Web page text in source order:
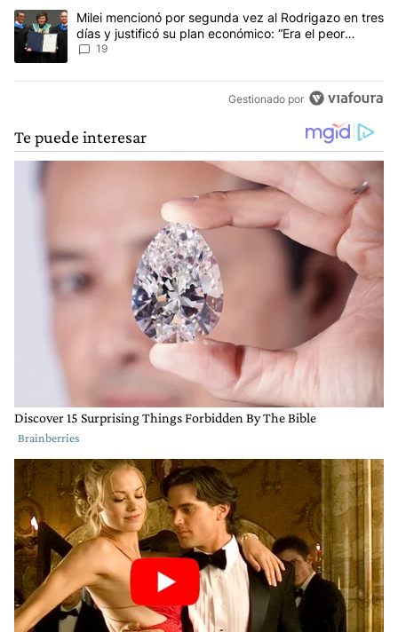
Un artículo de tendencia con el título "Milei mencionó por
Milei mencionó por segunda vez al Rodrigazo en tres
días y justificó su plan económico: “Era el peor
escenario posible”
19
Gestionado por